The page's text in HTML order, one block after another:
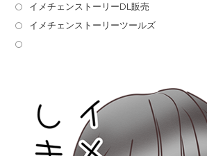
イメチェンストーリーDL販売
イメチェンストーリーツールズ